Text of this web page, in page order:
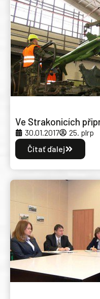
Ve Strakonicích
30.01.2017
25. plrp
Čítať ďalej